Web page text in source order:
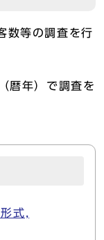
数等の調査を行
暦年）で調査を
式,